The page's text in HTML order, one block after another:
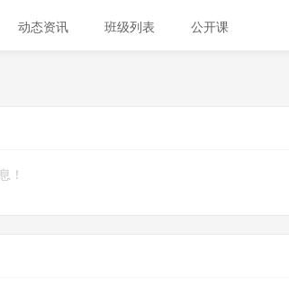
动态资讯 班级列表 公开课
！